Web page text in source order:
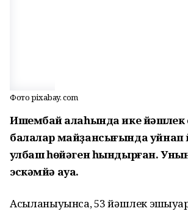
Фото pixabay. com
Ишембай ҡалаһында ике
балалар майҙансығында уйнап
ҡулбаш һөйәген һындырған.
эскәмйә ауа.
Асыҡланыуынса, 53 йәшлек